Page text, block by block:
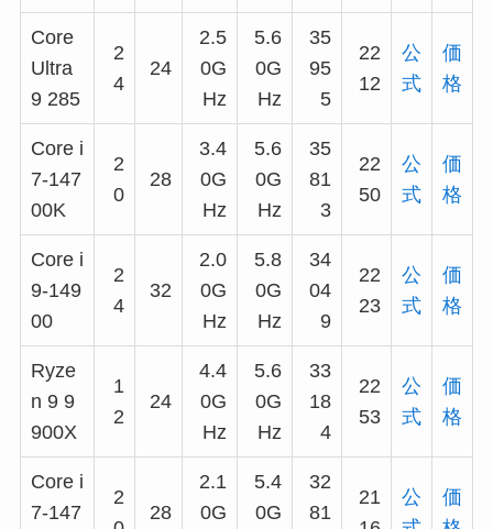
Core
Ultra
9 285
2
4
24
2.5
0G
Hz
5.6
0G
Hz
35
95
5
22
12
公
式
価
格
Core i
7-147
00K
2
0
28
3.4
0G
Hz
5.6
0G
Hz
35
81
3
22
50
公
式
価
格
Core i
9-149
00
2
4
32
2.0
0G
Hz
5.8
0G
Hz
34
04
9
22
23
公
式
価
格
Ryze
n 9 9
900X
1
2
24
4.4
0G
Hz
5.6
0G
Hz
33
18
4
22
53
公
式
価
格
Core i
7-147
2
28
2.1
0G
5.4
0G
32
81
21
公
価